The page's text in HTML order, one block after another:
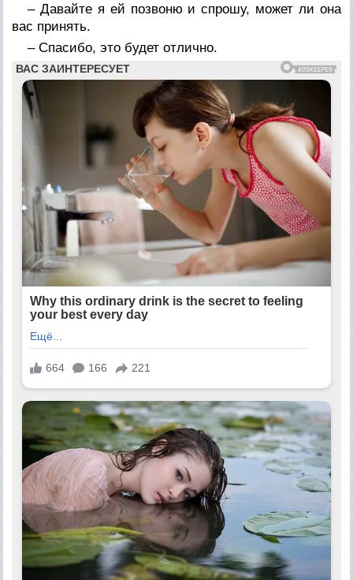
– Давайте я ей позвоню и спрошу, может ли она
вас принять.
– Спасибо, это будет отлично.